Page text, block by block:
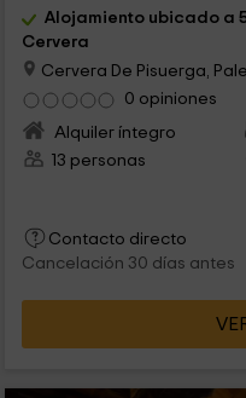
Alojamiento ubicado a
Cervera
Cervera De Pisuerga,
0 opiniones
Alquiler íntegro
13 personas
Contacto directo
Cancelación 30 días antes